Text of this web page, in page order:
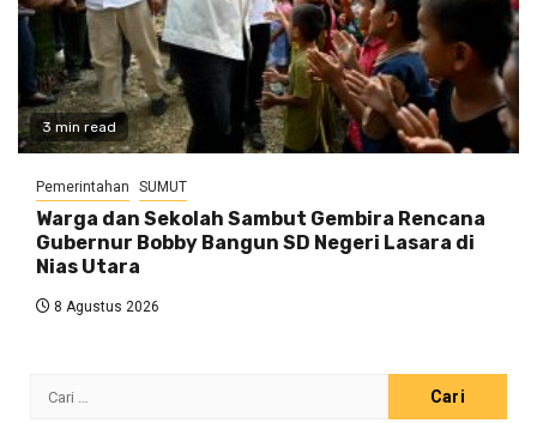
3 min read
Pemerintahan SUMUT
Warga dan Sekolah Sambut Gembira Rencana
Gubernur Bobby Bangun SD Negeri Lasara di
Nias Utara
8 Agustus 2026
Cari